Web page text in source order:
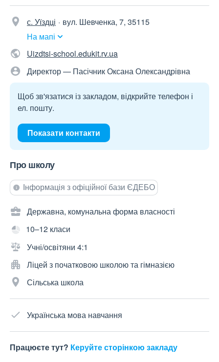
с. Уїздці
вул. Шевченка, 7, 35115
На мапі
Uizdtsi-school.edukit.rv.ua
Директор — Пасічник Оксана Олександрівна
Щоб зв'язатися із закладом, відкрийте телефон і
ел. пошту.
Показати контакти
Про школу
Інформація з офіційної бази ЄДЕБО
Державна, комунальна форма власності
10–12 класи
Учні/освітяни 4:1
Ліцей з початковою школою та гімназією
Сільська школа
Українська мова навчання
Працюєте тут? Керуйте сторінкою закладу